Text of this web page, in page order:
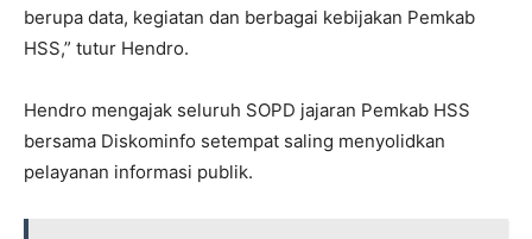
berupa data, kegiatan dan berbagai kebijakan Pemkab
HSS,” tutur Hendro.
Hendro mengajak seluruh SOPD jajaran Pemkab HSS
bersama Diskominfo setempat saling menyolidkan
pelayanan informasi publik.